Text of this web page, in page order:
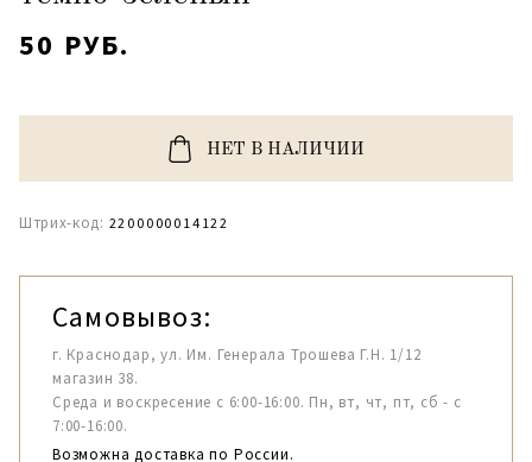
50 РУБ.
НЕТ В НАЛИЧИИ
Штрих-код: 2200000014122
Самовывоз:
г. Краснодар, ул. Им. Генерала Трошева Г.Н. 1/12
магазин 38.
Среда и воскресение с 6:00-16:00. Пн, вт, чт, пт, сб - с
7:00-16:00.
Возможна доставка по России.